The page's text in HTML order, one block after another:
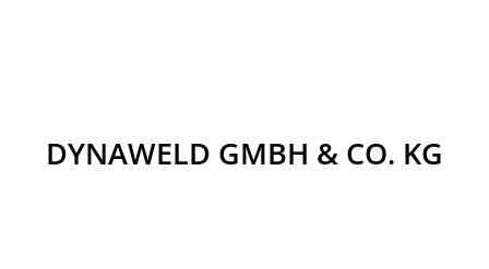
DYNAWELD GMBH & CO. KG